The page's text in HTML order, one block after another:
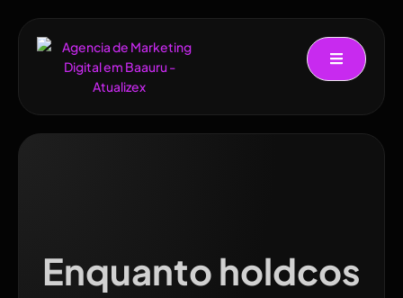
Enquanto holdcos